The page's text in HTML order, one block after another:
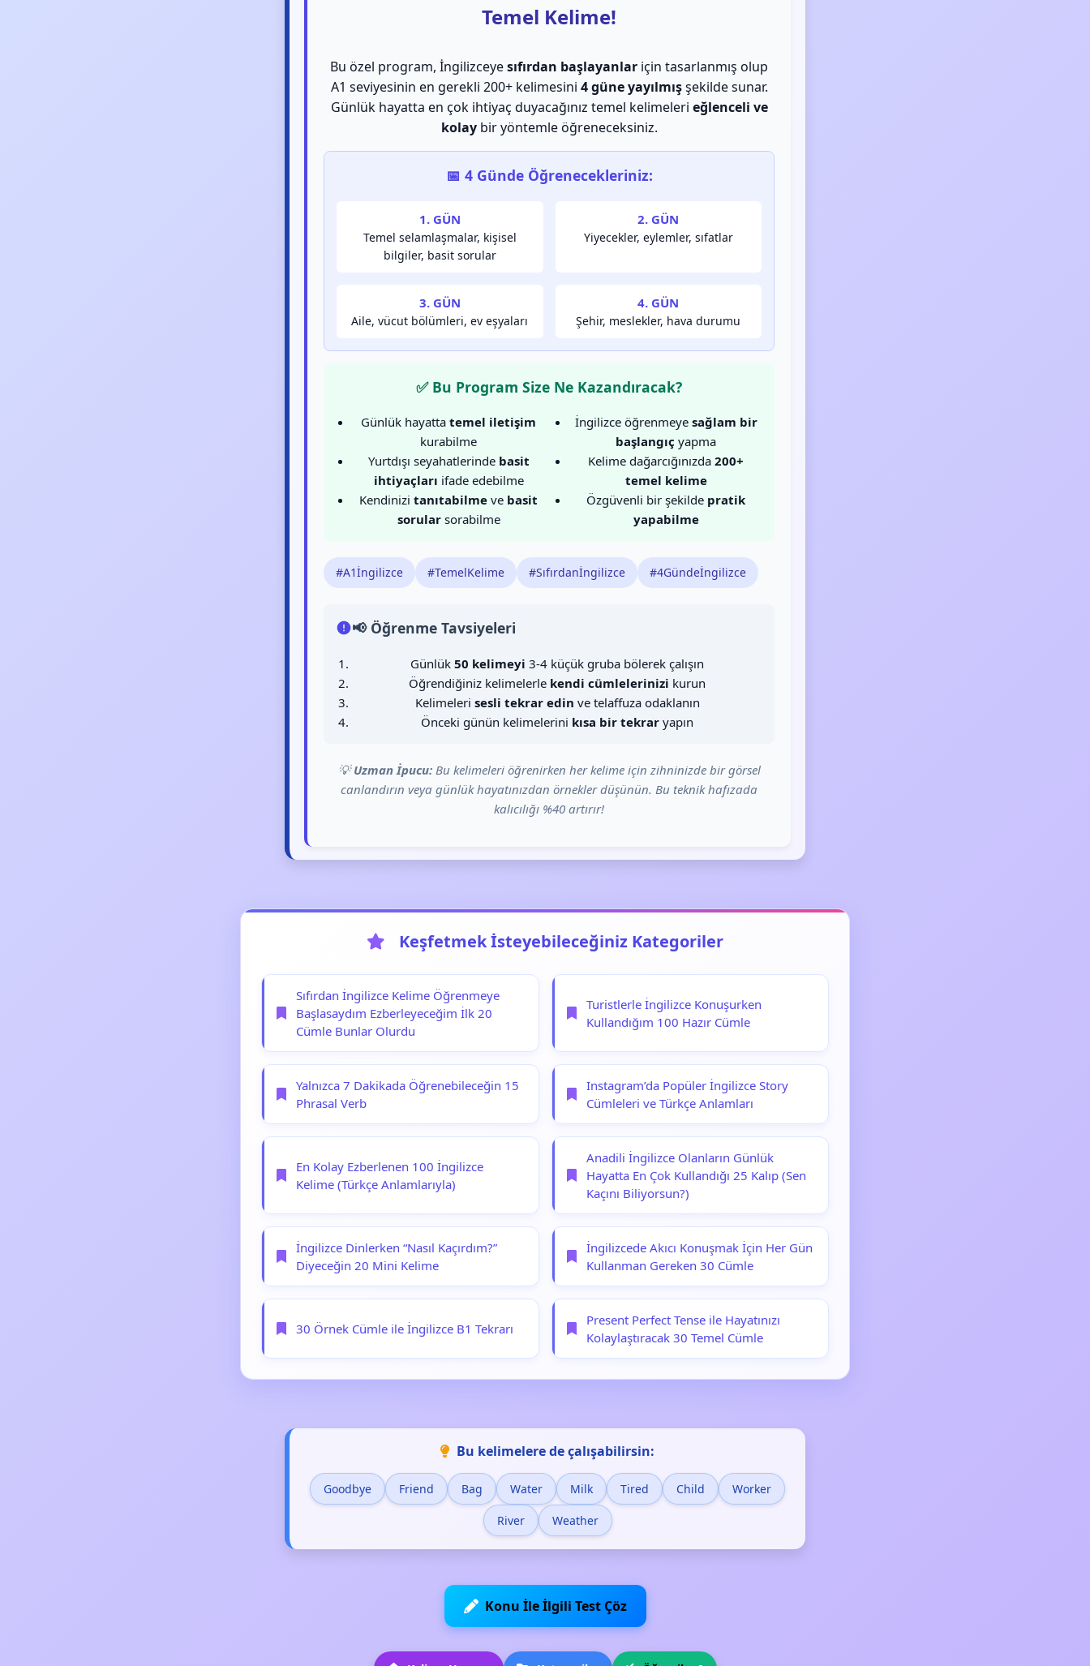
Temel Kelime!
Bu özel program, İngilizceyesıfırdan başlayanlar için tasarlanmış olup
A1 seviyesinin en gerekli 200+ kelimesini 4 güne yayılmışşekilde sunar.
Günlük hayatta en çok ihtiyaç duyacağınız temel kelimeleri eğlenceli ve
kolaybir yöntemle öğreneceksiniz.
📅 4 Günde Öğrenecekleriniz:
1. GÜN
Temel selamlaşmalar, kişisel
bilgiler, basit sorular
2. GÜN
Yiyecekler, eylemler, sıfatlar
3. GÜN
Aile, vücut bölümleri, ev eşyaları
4. GÜN
Şehir, meslekler, hava durumu
✅ Bu Program Size Ne Kazandıracak?
Günlük hayatta temel iletişim
kurabilme
Yurtdışı seyahatlerinde basit
ihtiyaçları ifade edebilme
Kendinizi tanıtabilme ve basit
sorularsorabilme
İngilizce öğrenmeye sağlam bir
başlangıç yapma
Kelime dağarcığınızda 200+
temel kelime
Özgüvenli bir şekilde pratik
yapabilme
#A1İngilizce #TemelKelime #Sıfırdanİngilizce #4Gündeİngilizce
📢 Öğrenme Tavsiyeleri
Günlük 50 kelimeyi 3-4 küçük gruba bölerek çalışın
Öğrendiğiniz kelimelerle kendi cümlelerinizi kurun
Kelimeleri sesli tekrar edin ve telaffuza odaklanın
Önceki günün kelimelerini kısa bir tekrar yapın
💡Uzman İpucu:Bu kelimeleri öğrenirken her kelime için zihninizde bir görsel
canlandırın veya günlük hayatınızdan örnekler düşünün. Bu teknik hafızada
kalıcılığı %40 artırır!
Keşfetmek İsteyebileceğiniz Kategoriler
Sıfırdan İngilizce Kelime Öğrenmeye
Başlasaydım Ezberleyeceğim İlk 20
Cümle Bunlar Olurdu
Turistlerle İngilizce Konuşurken
Kullandığım 100 Hazır Cümle
Yalnızca 7 Dakikada Öğrenebileceğin 15
Phrasal Verb
Instagram’da Popüler İngilizce Story
Cümleleri ve Türkçe Anlamları
En Kolay Ezberlenen 100 İngilizce
Kelime (Türkçe Anlamlarıyla)
Anadili İngilizce Olanların Günlük
Hayatta En Çok Kullandığı 25 Kalıp (Sen
Kaçını Biliyorsun?)
İngilizce Dinlerken “Nasıl Kaçırdım?”
Diyeceğin 20 Mini Kelime
İngilizcede Akıcı Konuşmak İçin Her Gün
Kullanman Gereken 30 Cümle
30 Örnek Cümle ile İngilizce B1 Tekrarı
Present Perfect Tense ile Hayatınızı
Kolaylaştıracak 30 Temel Cümle
Bu kelimelere de çalışabilirsin:
Goodbye Friend Bag Water Milk Tired Child Worker
River Weather
Konu İle İlgili Test Çöz